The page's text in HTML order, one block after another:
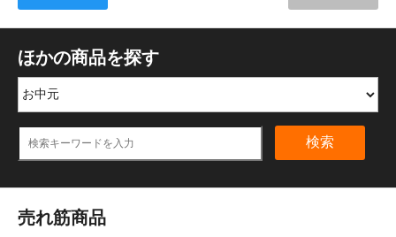
ほかの商品を探す
検索
売れ筋商品